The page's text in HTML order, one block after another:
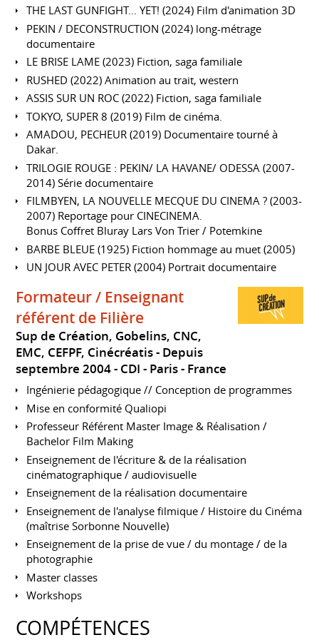
THE LAST GUNFIGHT... YET! (2024) Film d'animation 3D
PEKIN / DECONSTRUCTION (2024) long-métrage
documentaire
LE BRISE LAME (2023) Fiction, saga familiale
RUSHED (2022) Animation au trait, western
ASSIS SUR UN ROC (2022) Fiction, saga familiale
TOKYO, SUPER 8 (2019) Film de cinéma.
AMADOU, PECHEUR (2019) Documentaire tourné à
Dakar.
TRILOGIE ROUGE : PEKIN/ LA HAVANE/ ODESSA (2007-
2014) Série documentaire
FILMBYEN, LA NOUVELLE MECQUE DU CINEMA ? (2003-
2007) Reportage pour CINECINEMA.
Bonus Coffret Bluray Lars Von Trier / Potemkine
BARBE BLEUE (1925) Fiction hommage au muet (2005)
UN JOUR AVEC PETER (2004) Portrait documentaire
Formateur / Enseignant
référent de Filière
Sup de Création, Gobelins, CNC,
EMC, CEFPF, Cinécréatis
Depuis
septembre 2004 CDI Paris France
Ingénierie pédagogique // Conception de programmes
Mise en conformité Qualiopi
Professeur Référent Master Image & Réalisation /
Bachelor Film Making
Enseignement de l'écriture & de la réalisation
cinématographique / audiovisuelle
Enseignement de la réalisation documentaire
Enseignement de l'analyse filmique / Histoire du Cinéma
(maîtrise Sorbonne Nouvelle)
Enseignement de la prise de vue / du montage / de la
photographie
Master classes
Workshops
COMPÉTENCES